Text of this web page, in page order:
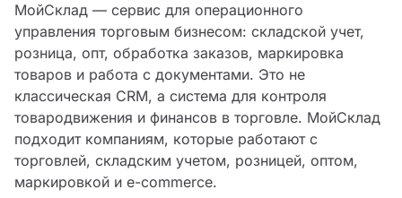
МойСклад — сервис для операционного
управления торговым бизнесом: складской учет,
розница, опт, обработка заказов, маркировка
товаров и работа с документами. Это не
классическая CRM, а система для контроля
товародвижения и финансов в торговле. МойСклад
подходит компаниям, которые работают с
торговлей, складским учетом, розницей, оптом,
маркировкой и e-commerce.